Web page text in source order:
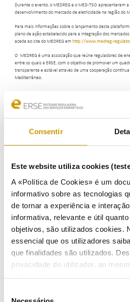
Consentir
Este website utiliza cookies
A «Política de Cookies» é um
informativo sobre as tecnologias
de tornar a experiência e
informativa, relevante e útil
objetivos, são utilizados cookies.
essencial que os utilizadores
que finalidades são utilizados.
privacidade do utilizador, ao
Política de Privacidade
Durante o evento, o MEDREG e o MED-TSO apresentaram
desenvolvimento do mercado de eletricidade na região do
Para mais informações sobre o lançamento desta
plano de ação estabelecido para a integração dos
aceda ao site do MEDREG em http://www.medreg-
O MEDREG é uma associação que reúne reguladores de
entre os quais a ERSE, com o objetivo de promover um
transparente e estável através de uma cooperação
Mediterrâneo.